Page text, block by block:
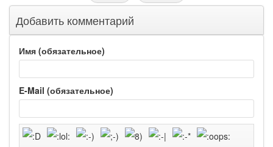
Добавить комментарий
Имя (обязательное)
E-Mail (обязательное)